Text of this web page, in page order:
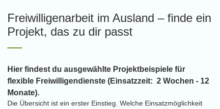
Freiwilligenarbeit im Ausland – finde ein
Projekt, das zu dir passt
Hier findest du ausgewählte Projektbeispiele für
flexible Freiwilligendienste (Einsatzzeit: 2 Wochen - 12
Monate).
Die Übersicht ist ein erster Einstieg. Welche Einsatzmöglichkeit